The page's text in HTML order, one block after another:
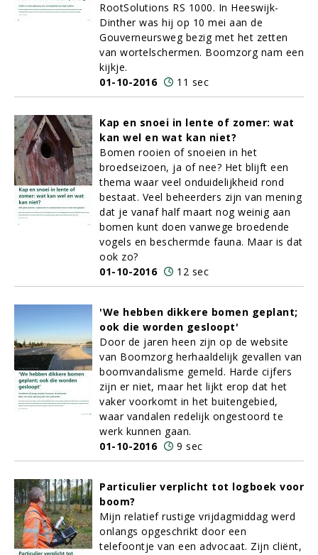
RootSolutions RS 1000. In Heeswijk-
Dinther was hij op 10 mei aan de
Gouverneursweg bezig met het zetten
van wortelschermen. Boomzorg nam een
kijkje.
01-10-2016
11 sec
Kap en snoei in lente of zomer: wat
kan wel en wat kan niet?
Bomen rooien of snoeien in het
broedseizoen, ja of nee? Het blijft een
thema waar veel onduidelijkheid rond
bestaat. Veel beheerders zijn van mening
dat je vanaf half maart nog weinig aan
bomen kunt doen vanwege broedende
vogels en beschermde fauna. Maar is dat
ook zo?
01-10-2016
12 sec
'We hebben dikkere bomen geplant;
ook die worden gesloopt'
Door de jaren heen zijn op de website
van Boomzorg herhaaldelijk gevallen van
boomvandalisme gemeld. Harde cijfers
zijn er niet, maar het lijkt erop dat het
vaker voorkomt in het buitengebied,
waar vandalen redelijk ongestoord te
werk kunnen gaan.
01-10-2016
9 sec
Particulier verplicht tot logboek voor
boom?
Mijn relatief rustige vrijdagmiddag werd
onlangs opgeschrikt door een
telefoontje van een advocaat. Zijn cliënt,